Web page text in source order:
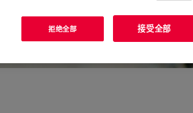
拒绝全部 接受全部